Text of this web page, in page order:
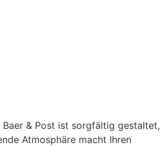
& Post ist sorgfältig gestaltet,
Atmosphäre macht Ihren